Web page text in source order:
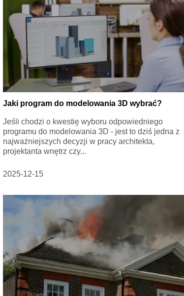
Jaki program do modelowania 3D wybrać?
Jeśli chodzi o kwestię wyboru odpowiedniego
programu do modelowania 3D - jest to dziś jedna z
najważniejszych decyzji w pracy architekta,
projektanta wnętrz czy...
2025-12-15